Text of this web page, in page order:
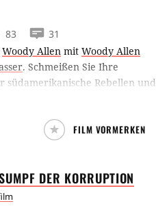
83
31
Woody Allen mit Woody Allen
. Schmeißen Sie Ihre
südamerikanische Rebellen und
Woody Allen als der
Mellish zeigt endlich,
Wirklichkeit funktioniert, wie
alles mit den drei
die die Welt
FILM VORMERKEN
DER KORRUPTION